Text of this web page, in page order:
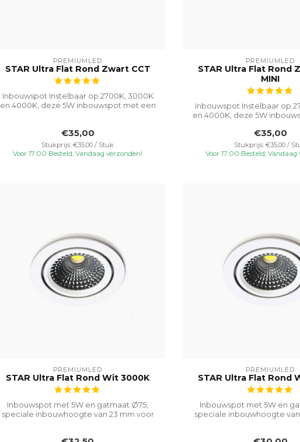
PREMIUMLED
STAR Ultra Flat Rond Zwart CCT
Inbouwspot Instelbaar op 2700K, 3000K
en 4000K, deze 5W inbouwspot met een
€35,00
Stukprijs: €35,00 / Stuk
Voor 17:00 Besteld, Vandaag verzonden!
PREMIUMLED
STAR Ultra Flat Rond
MINI
Inbouwspot Instelbaar op
en 4000K, deze 5W
€35,00
Stukprijs: €35,00 /
Voor 17:00 Besteld, Vandaag
PREMIUMLED
STAR Ultra Flat Rond Wit 3000K
Inbouwspot met 5W en gatmaat Ø75,
speciale inbouwhoogte van 23 mm voor
PREMIUMLED
STAR Ultra Flat Rond
Inbouwspot met 5W en
speciale inbouwhoogte